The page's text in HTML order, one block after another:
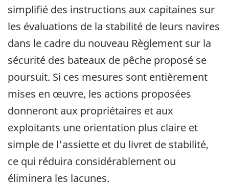
simplifié des instructions aux capitaines sur
les évaluations de la stabilité de leurs navires
dans le cadre du nouveau Règlement sur la
sécurité des bateaux de pêche proposé se
poursuit. Si ces mesures sont entièrement
mises en œuvre, les actions proposées
donneront aux propriétaires et aux
exploitants une orientation plus claire et
simple de l'assiette et du livret de stabilité,
ce qui réduira considérablement ou
éliminera les lacunes.